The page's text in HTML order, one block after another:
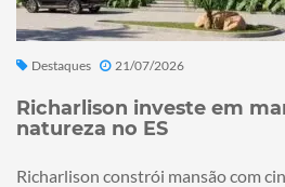
Destaques 21/07/2026
Richarlison investe em
natureza no ES
Richarlison constrói mansão com